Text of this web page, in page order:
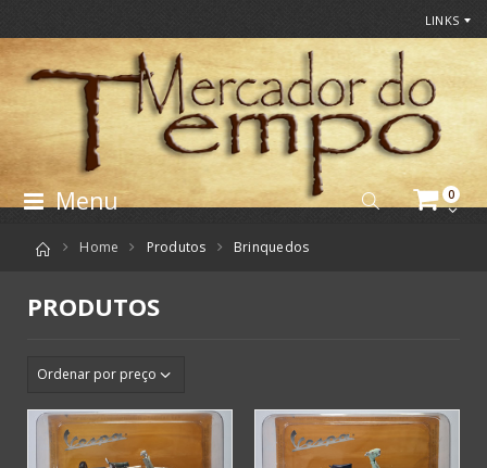
LINKS
Menu 0
Home Produtos Brinquedos
PRODUTOS